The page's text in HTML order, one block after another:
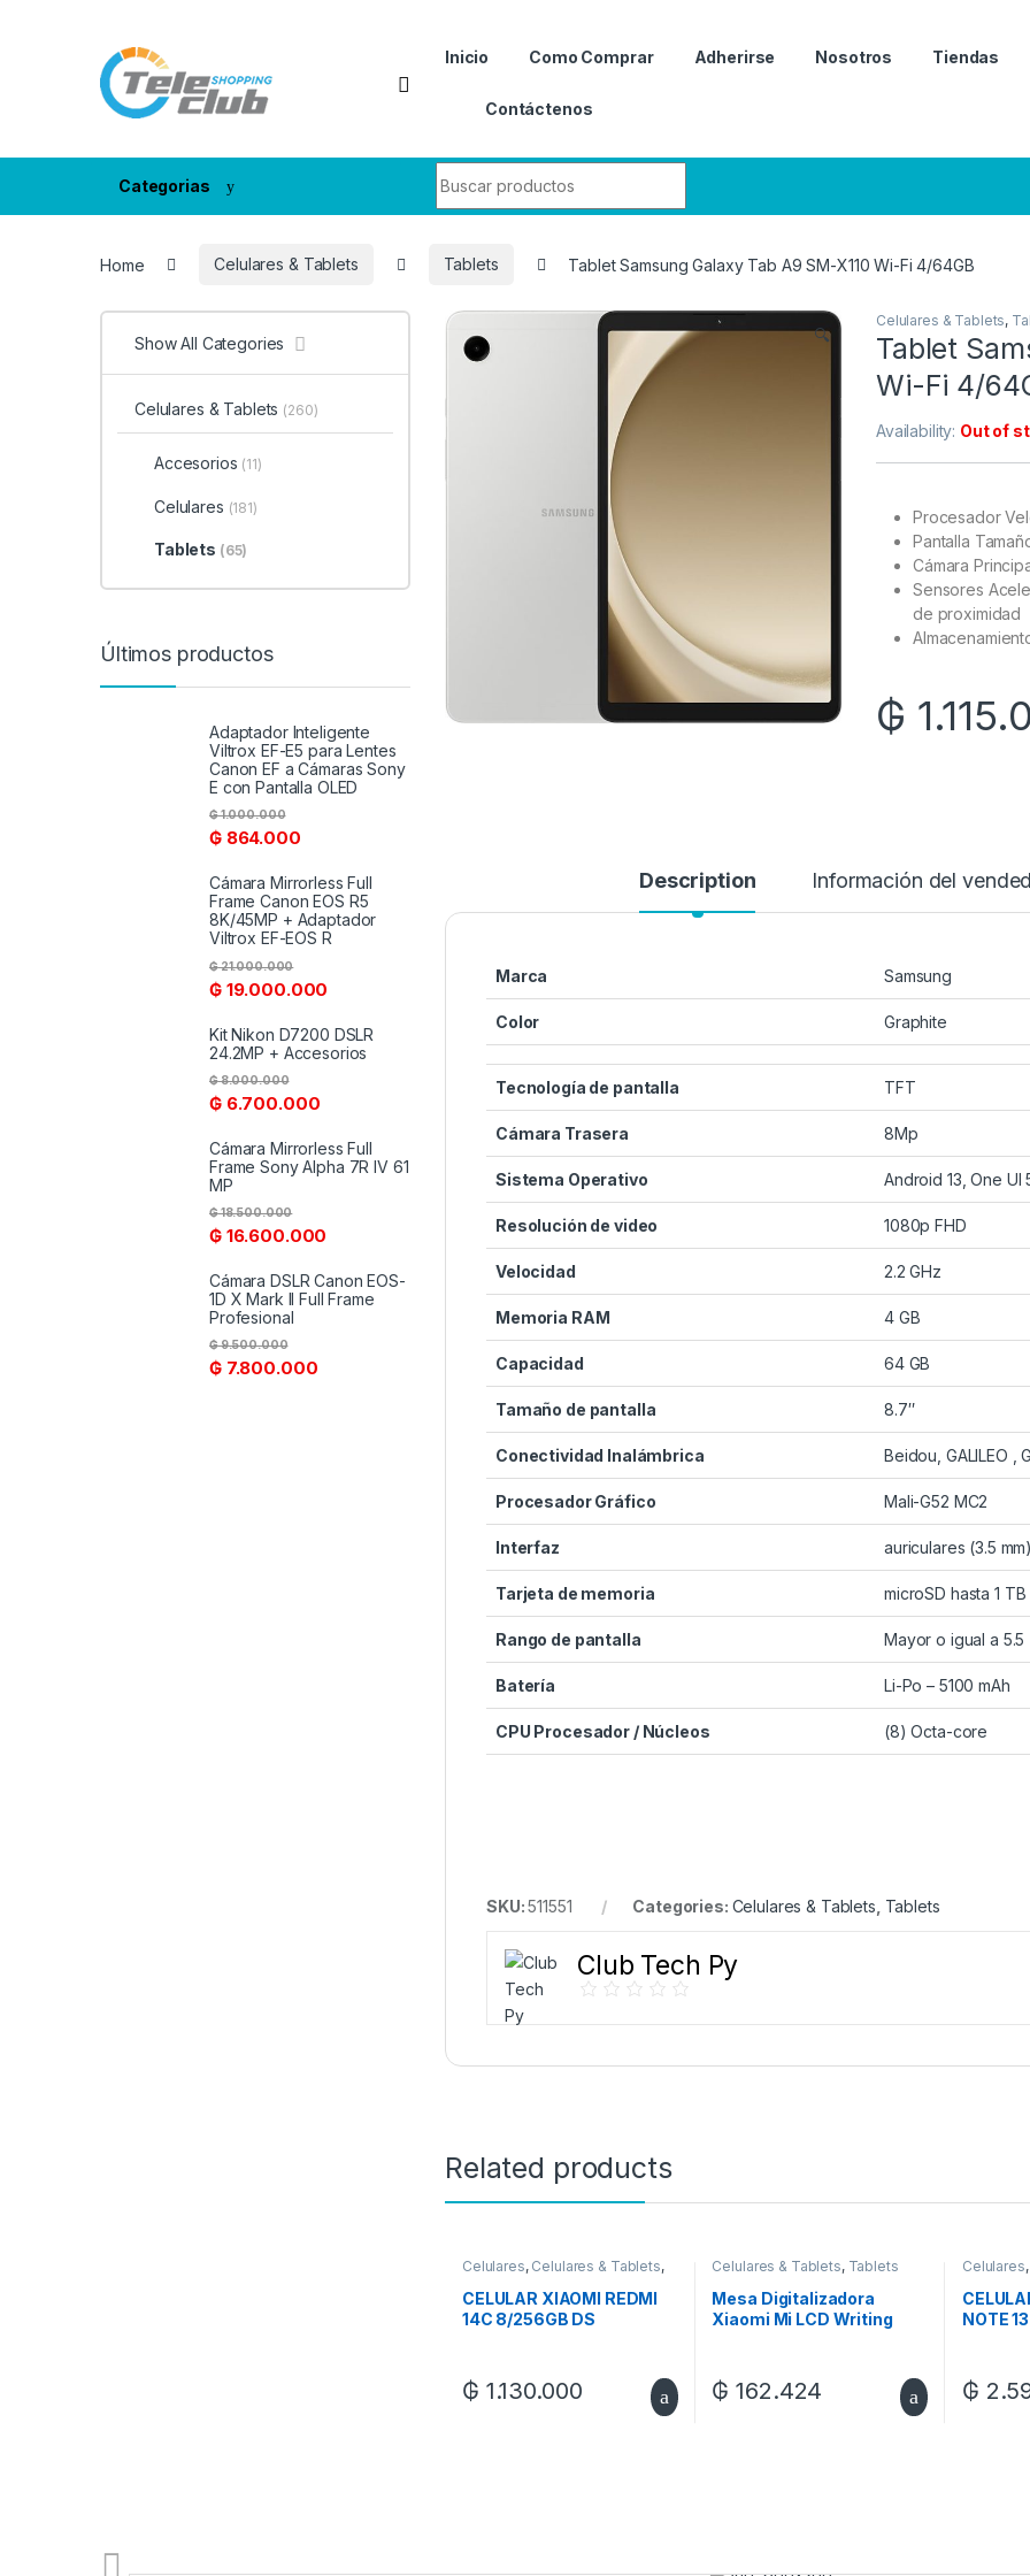
Inicio Como Comprar Adherirse Nosotros Tiendas
Contáctenos
Categorias
Home Celulares & Tablets Tablets Tablet Samsung Galaxy Tab A9 SM-X110 Wi-Fi 4/64GB
🔍
Celulares & Tablets,
Tablet
Wi-Fi 4/
Availability: Out of
Procesador
Pantalla
Cámara
Sensores
de proximidad
₲
Description Información del
Marca Samsung
Color Graphite
Tecnología de pantalla TFT
Cámara Trasera 8Mp
Sistema Operativo Android 13, One UI
Resolución de video 1080p FHD
Velocidad 2.2 GHz
Memoria RAM 4 GB
Capacidad 64 GB
Tamaño de pantalla 8.7″
Conectividad Inalámbrica Beidou, GALILEO ,
Procesador Gráfico Mali-G52 MC2
Interfaz auriculares (3.5
Tarjeta de memoria microSD hasta 1 TB
Rango de pantalla Mayor o igual a 5.5
Batería Li-Po – 5100 mAh
CPU Procesador / Núcleos (8) Octa-core
SKU:511551 Categories: Celulares & Tablets Tablets
Club Tech Py
Related products
Celulares, Celulares & Tablets,
CELULAR XIAOMI REDMI
14C 8/256GB DS
₲ 1.130.000
Celulares & Tablets, Tablets
Mesa Digitalizadora
Xiaomi Mi LCD Writing
₲ 162.424
Celulares,
NOTE
₲
Show All Categories
Celulares & Tablets (260)
Accesorios (11)
Celulares (181)
Tablets (65)
Últimos productos
Adaptador Inteligente
Viltrox EF-E5 para Lentes
Canon EF a Cámaras Sony
E con Pantalla OLED
₲864.000
₲1.000.000
Cámara Mirrorless Full
Frame Canon EOS R5
8K/45MP + Adaptador
Viltrox EF-EOS R
₲19.000.000
₲21.000.000
Kit Nikon D7200 DSLR
24.2MP + Accesorios
₲6.700.000
₲8.000.000
Cámara Mirrorless Full
Frame Sony Alpha 7R IV 61
MP
₲16.600.000
₲18.500.000
Cámara DSLR Canon EOS-
1D X Mark II Full Frame
Profesional
₲7.800.000
₲9.500.000